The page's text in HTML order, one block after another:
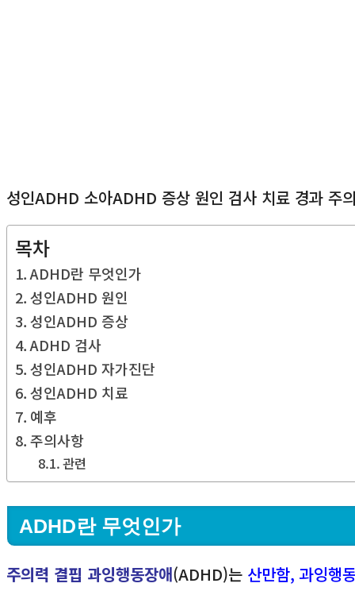
성인ADHD 소아ADHD 증상 원인 검사 치료 경과 주
목차
ADHD란 무엇인가
성인ADHD 원인
성인ADHD 증상
ADHD 검사
성인ADHD 자가진단
성인ADHD 치료
예후
주의사항
관련
ADHD란 무엇인가
주의력 결핍 과잉행동장애(ADHD)는 산만함, 과잉행